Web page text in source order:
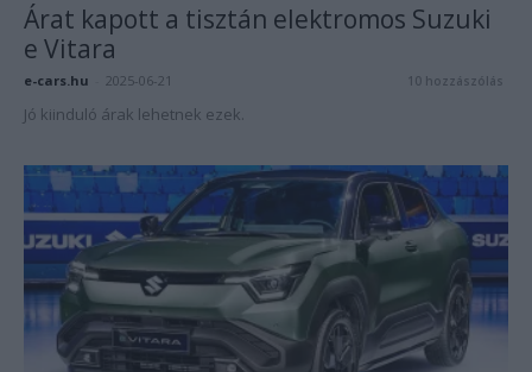
Árat kapott a tisztán elektromos Suzuki
e Vitara
e-cars.hu 2025-06-21 10 hozzászólás
Jó kiinduló árak lehetnek ezek.